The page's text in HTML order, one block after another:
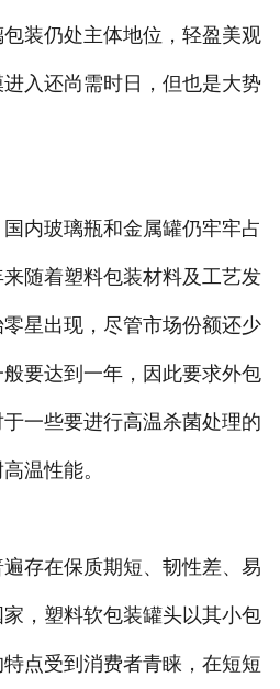
装仍处主体地位，轻盈美观
入还尚需时日，但也是大势
玻璃瓶和金属罐仍牢牢占
随着塑料包装材料及工艺发
星出现，尽管市场份额还少
要达到一年，因此要求外包
一些要进行高温杀菌处理的
温性能。
在保质期短、韧性差、易
，塑料软包装罐头以其小包
点受到消费者青睐，在短短